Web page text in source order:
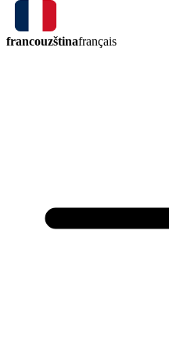
francouzštinafrançais